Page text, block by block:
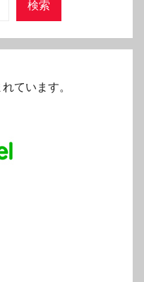
検索
ています。